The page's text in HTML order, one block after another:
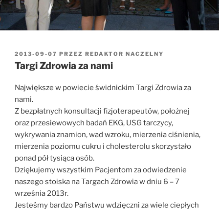
OPUBLIKOWANE
W
2013-09-07 PRZEZ REDAKTOR NACZELNY
Targi Zdrowia za nami
Największe w powiecie świdnickim Targi Zdrowia za
nami.
Z bezpłatnych konsultacji fizjoterapeutów, położnej
oraz przesiewowych badań EKG, USG tarczycy,
wykrywania znamion, wad wzroku, mierzenia ciśnienia,
mierzenia poziomu cukru i cholesterolu skorzystało
ponad pół tysiąca osób.
Dziękujemy wszystkim Pacjentom za odwiedzenie
naszego stoiska na Targach Zdrowia w dniu 6 – 7
września 2013r.
Jesteśmy bardzo Państwu wdzięczni za wiele ciepłych